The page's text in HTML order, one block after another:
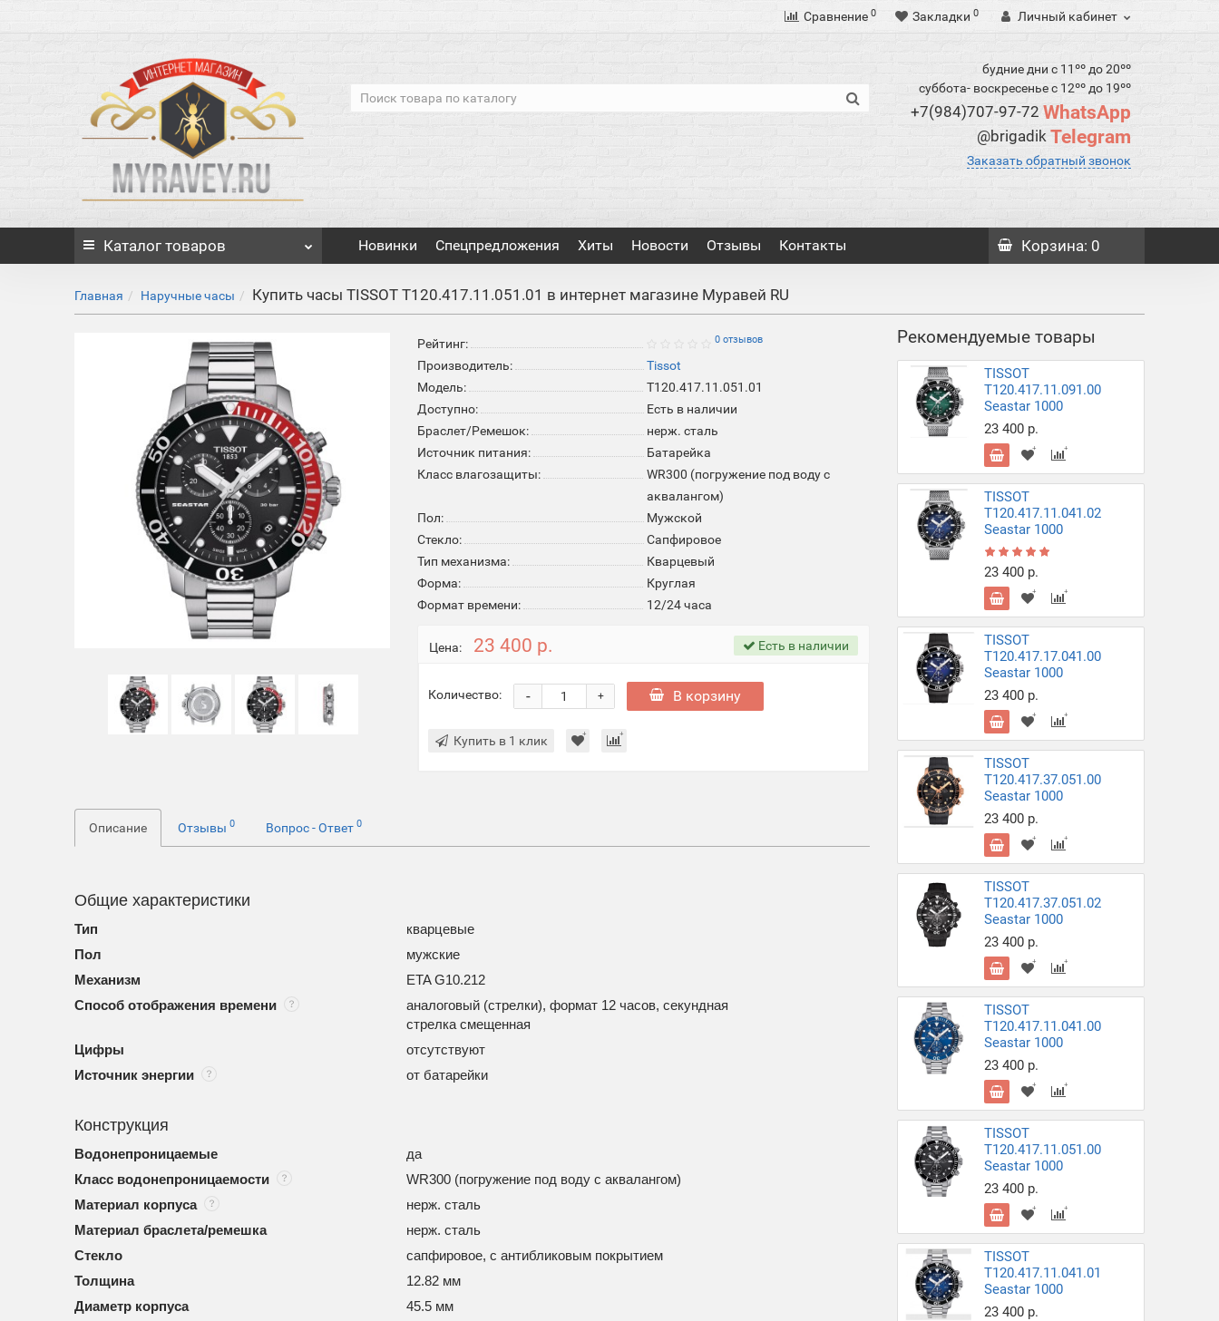
Сравнение 0 Закладки 0 Личный кабинет
будние дни с 11ºº до 20ºº
суббота- воскресенье с 12ºº до 19ºº
+7(984)707-97-72 WhatsApp
@brigadikTelegram
Заказать обратный звонок
Каталог товаров Новинки Спецпредложения Хиты Новости Отзывы Контакты Корзина: 0
Главная Наручные часы Купить часы TISSOT T120.417.11.051.01 в интернет магазине Муравей RU
Рейтинг: 0 отзывов
Производитель:
Tissot
Модель:
T120.417.11.051.01
Доступно:
Есть в наличии
Браслет/Ремешок:
нерж. сталь
Источник питания:
Батарейка
Класс влагозащиты:
WR300 (погружение под воду с
аквалангом)
Пол:
Мужской
Стекло:
Cапфировое
Тип механизма:
Кварцевый
Форма:
Круглая
Формат времени:
12/24 часа
Цена: 23 400 р. Есть в наличии
Количество: +
- В корзину
Купить в 1 клик
Описание Отзывы0 Вопрос - Ответ0
Общие характеристики
Тип
кварцевые
Пол
мужские
Механизм
ETA G10.212
Способ отображения времени
аналоговый (стрелки), формат 12 часов, секундная
стрелка смещенная
Цифры
отсутствуют
Источник энергии
от батарейки
Конструкция
Водонепроницаемые
да
Класс водонепроницаемости
WR300 (погружение под воду с аквалангом)
Материал корпуса
нерж. сталь
Материал браслета/ремешка
нерж. сталь
Стекло
сапфировое, с антибликовым покрытием
Толщина
12.82 мм
Диаметр корпуса
45.5 мм
Рекомендуемые товары
TISSOT
T120.417.11.091.00
Seastar 1000
23 400 р.
TISSOT
T120.417.11.041.02
Seastar 1000
23 400 р.
TISSOT
T120.417.17.041.00
Seastar 1000
23 400 р.
TISSOT
T120.417.37.051.00
Seastar 1000
23 400 р.
TISSOT
T120.417.37.051.02
Seastar 1000
23 400 р.
TISSOT
T120.417.11.041.00
Seastar 1000
23 400 р.
TISSOT
T120.417.11.051.00
Seastar 1000
23 400 р.
TISSOT
T120.417.11.041.01
Seastar 1000
23 400 р.